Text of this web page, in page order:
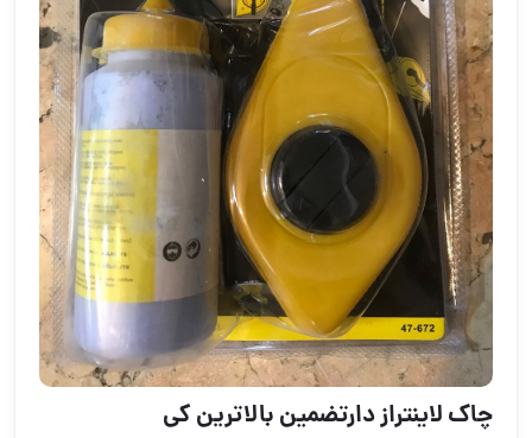
چاک لاینتراز دارتضمين بالاترين كي